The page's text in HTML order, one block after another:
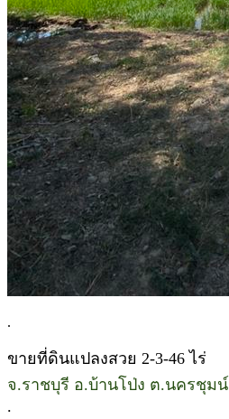
.
ขายที่ดินแปลงสวย 2-3-46 ไร่
จ.ราชบุรี อ.บ้านโป่ง ต.นครชุมน์
.